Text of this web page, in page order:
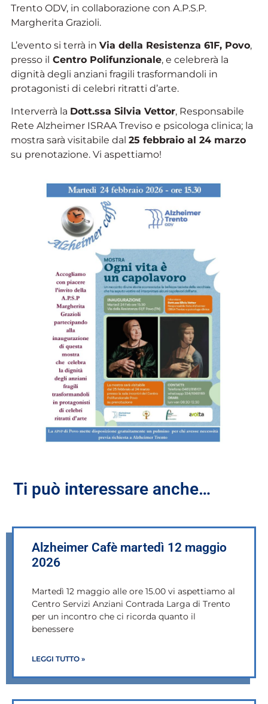
Trento ODV, in collaborazione con A.P.S.P.
Margherita Grazioli.​​
L’evento si terrà in Via della Resistenza 61F, Povo,
presso il Centro Polifunzionale, e celebrerà la
dignità degli anziani fragili trasformandoli in
protagonisti di celebri ritratti d’arte.​​
Interverrà la Dott.ssa Silvia Vettor, Responsabile
Rete Alzheimer ISRAA Treviso e psicologa clinica; la
mostra sarà visitabile dal 25 febbraio al 24 marzo
su prenotazione.​ Vi aspettiamo!
Ti può interessare anche…
Alzheimer Cafè martedì 12 maggio
2026
Martedì 12 maggio alle ore 15.00 vi aspettiamo al
Centro Servizi Anziani Contrada Larga di Trento
per un incontro che ci ricorda quanto il
benessere
LEGGI TUTTO »